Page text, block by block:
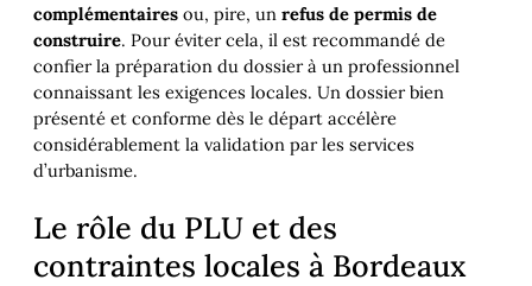
complémentaires ou, pire, un refus de permis de
construire. Pour éviter cela, il est recommandé de
confier la préparation du dossier à un professionnel
connaissant les exigences locales. Un dossier bien
présenté et conforme dès le départ accélère
considérablement la validation par les services
d’urbanisme.
Le rôle du PLU et des
contraintes locales à Bordeaux